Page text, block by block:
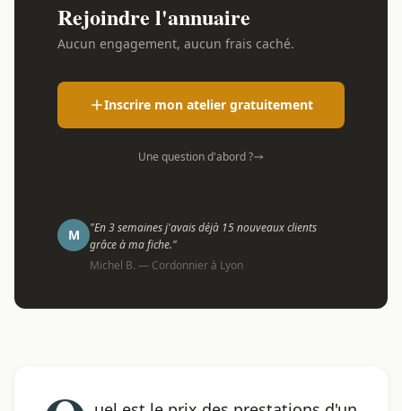
Rejoindre l'annuaire
Aucun engagement, aucun frais caché.
Inscrire mon atelier gratuitement
Une question d'abord ?
M
"En 3 semaines j'avais déjà 15 nouveaux clients
grâce à ma fiche."
Michel B. — Cordonnier à Lyon